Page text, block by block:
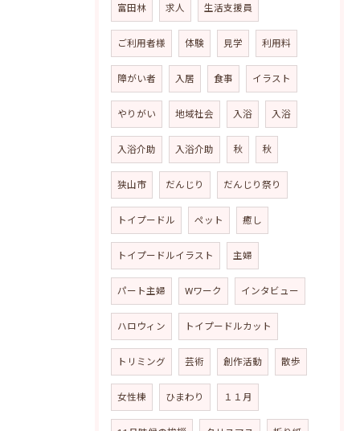
富田林 求人 生活支援員
ご利用者様 体験 見学 利用料
障がい者 入居 食事 イラスト
やりがい 地域社会 入浴 入浴
入浴介助 入浴介助 秋 秋
狭山市 だんじり だんじり祭り
トイプードル ペット 癒し
トイプードルイラスト 主婦
パート主婦 Wワーク インタビュー
ハロウィン トイプードルカット
トリミング 芸術 創作活動 散歩
女性棟 ひまわり １１月